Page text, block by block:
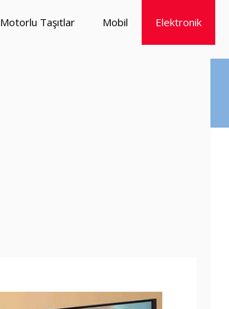
Motorlu Taşıtlar Mobil Elektronik